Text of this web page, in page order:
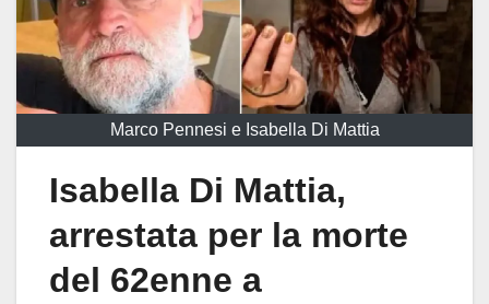
Marco Pennesi e Isabella Di Mattia
Isabella Di Mattia,
arrestata per la morte
del 62enne a